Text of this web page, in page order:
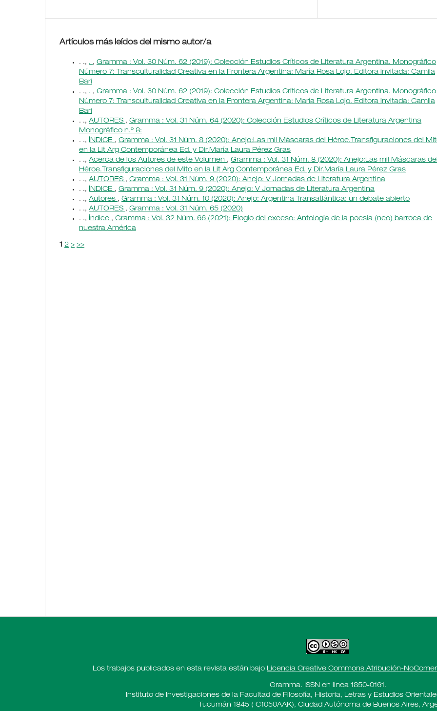
Artículos más leídos del mismo autor/a
. ., . , Gramma : Vol. 30 Núm. 62 (2019): Colección Estudios Críticos de Literatura Argentina. Monográfico
Número 7: Transculturalidad Creativa en la Frontera Argentina: María Rosa Lojo. Editora invitada: Camila
Bari
. ., . , Gramma : Vol. 30 Núm. 62 (2019): Colección Estudios Críticos de Literatura Argentina. Monográfico
Número 7: Transculturalidad Creativa en la Frontera Argentina: María Rosa Lojo. Editora invitada: Camila
Bari
. ., AUTORES , Gramma : Vol. 31 Núm. 64 (2020): Colección Estudios Críticos de Literatura Argentina
Monográfico n.º 8:
. ., ÍNDICE , Gramma : Vol. 31 Núm. 8 (2020): Anejo:Las mil Máscaras del Héroe.Transfiguraciones del
en la Lit Arg Contemporánea Ed. y Dir.María Laura Pérez Gras
. ., Acerca de los Autores de este Volumen , Gramma : Vol. 31 Núm. 8 (2020): Anejo:Las mil Máscaras
Héroe.Transfiguraciones del Mito en la Lit Arg Contemporánea Ed. y Dir.María Laura Pérez Gras
. ., AUTORES , Gramma : Vol. 31 Núm. 9 (2020): Anejo: V Jornadas de Literatura Argentina
. ., ÍNDICE , Gramma : Vol. 31 Núm. 9 (2020): Anejo: V Jornadas de Literatura Argentina
. ., Autores , Gramma : Vol. 31 Núm. 10 (2020): Anejo: Argentina Transatlántica: un debate abierto
. ., AUTORES , Gramma : Vol. 31 Núm. 65 (2020)
. ., Índice , Gramma : Vol. 32 Núm. 66 (2021): Elogio del exceso: Antología de la poesía (neo) barroca de
nuestra América
1 2 > >>
Los trabajos publicados en esta revista están bajo Licencia Creative Commons Atribución-
Gramma. ISSN en línea 1850-0161.
Instituto de Investigaciones de la Facultad de Filosofía, Historia, Letras y Estudios
Tucumán 1845 ( C1050AAK), Ciudad Autónoma de Buenos Aires,